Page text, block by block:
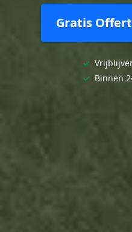
Gratis
✓
✓ Binnen